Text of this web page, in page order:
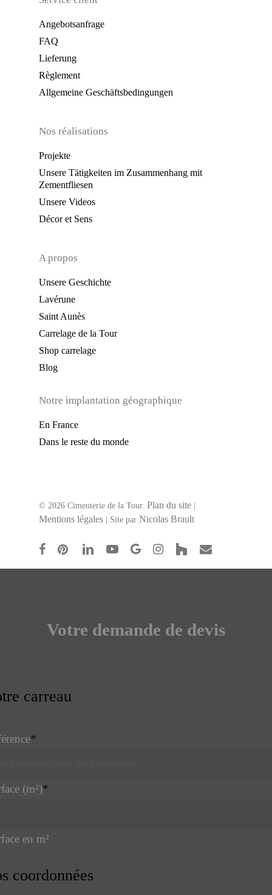
Angebotsanfrage
FAQ
Lieferung
Règlement
Allgemeine Geschäftsbedingungen
Nos réalisations
Projekte
Unsere Tätigkeiten im Zusammenhang mit
Zementfliesen
Unsere Videos
Décor et Sens
A propos
Unsere Geschichte
Lavérune
Saint Aunès
Carrelage de la Tour
Shop carrelage
Blog
Notre implantation géographique
En France
Dans le reste du monde
© 2026 Cimenterie de la Tour. Plan du site
Mentions légales | Site par Nicolas Brault
facebookpinterestlinkedinyoutubegoogle-instagram
houzz email
Votre demande de devis
carreau
*
(m²)*
en m²
coordonnées